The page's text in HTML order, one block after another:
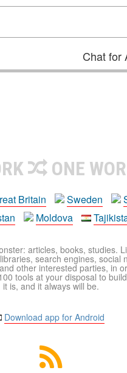
Chat for
ONE
Britain Sweden
Moldova
articles, books, studies.
search engines, social
other interested parties, in
tools at your disposal to
it is, and it always will be.
Download app for Android